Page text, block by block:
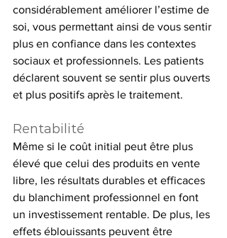
considérablement améliorer l’estime de
soi, vous permettant ainsi de vous sentir
plus en confiance dans les contextes
sociaux et professionnels. Les patients
déclarent souvent se sentir plus ouverts
et plus positifs après le traitement.
Rentabilité
Même si le coût initial peut être plus
élevé que celui des produits en vente
libre, les résultats durables et efficaces
du blanchiment professionnel en font
un investissement rentable. De plus, les
effets éblouissants peuvent être